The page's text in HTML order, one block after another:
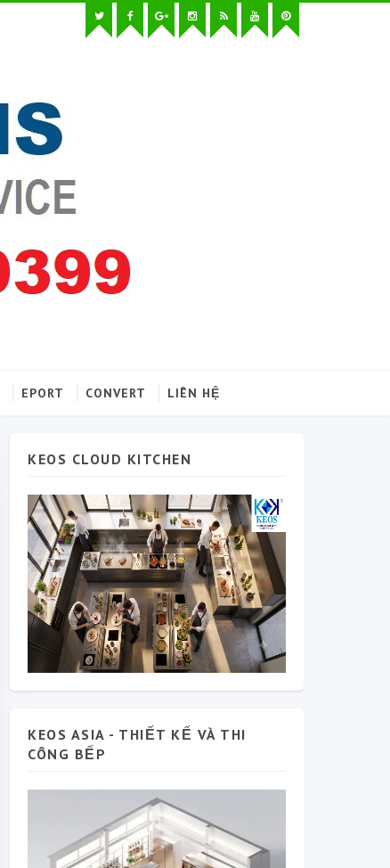
EPORT CONVERT LIÊN HỆ
KEOS CLOUD KITCHEN
KEOS ASIA - THIẾT KẾ VÀ THI
CÔNG BẾP